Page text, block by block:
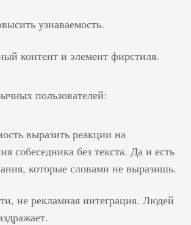
узнаваемость.
контент и элемент фирстиля.
пользователей:
выразить реакции на
собеседника без текста. Да и есть
которые словами не выразишь.
не рекламная интеграция. Людей